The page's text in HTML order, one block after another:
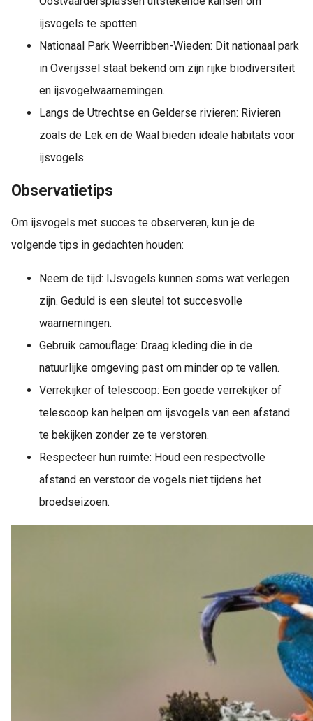
ijsvogels te spotten.
Nationaal Park Weerribben-Wieden: Dit nationaal park
in Overijssel staat bekend om zijn rijke biodiversiteit
en ijsvogelwaarnemingen.
Langs de Utrechtse en Gelderse rivieren: Rivieren
zoals de Lek en de Waal bieden ideale habitats voor
ijsvogels.
Observatietips
Om ijsvogels met succes te observeren, kun je de
volgende tips in gedachten houden:
Neem de tijd: IJsvogels kunnen soms wat verlegen
zijn. Geduld is een sleutel tot succesvolle
waarnemingen.
Gebruik camouflage: Draag kleding die in de
natuurlijke omgeving past om minder op te vallen.
Verrekijker of telescoop: Een goede verrekijker of
telescoop kan helpen om ijsvogels van een afstand
te bekijken zonder ze te verstoren.
Respecteer hun ruimte: Houd een respectvolle
afstand en verstoor de vogels niet tijdens het
broedseizoen.